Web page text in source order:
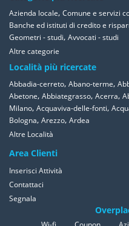
Azienda locale, Comune e servizi
Banche ed istituti di credito e
Geometri - studi, Avvocati - studi
Altre categorie
Località più ricercate
Abbadia-cerreto, Abano-terme,
Abetone, Abbiategrasso, Acerra,
Milano, Acquaviva-delle-fonti,
Bologna, Arezzo, Ardea
Altre Località
Area Clienti
Inserisci Attività
Contattaci
Segnala